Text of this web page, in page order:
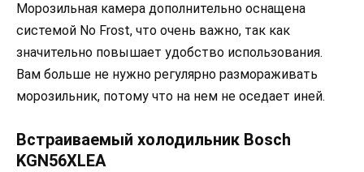
Морозильная камера дополнительно оснащена
системой No Frost, что очень важно, так как
значительно повышает удобство использования.
Вам больше не нужно регулярно размораживать
морозильник, потому что на нем не оседает иней.
Встраиваемый холодильник Bosch
KGN56XLEA